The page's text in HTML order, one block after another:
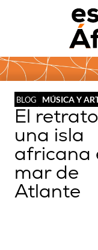
BLOG MÚSICA Y
El
una isla
africana
mar de
Atlante